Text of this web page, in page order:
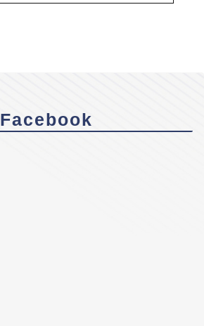
Facebook